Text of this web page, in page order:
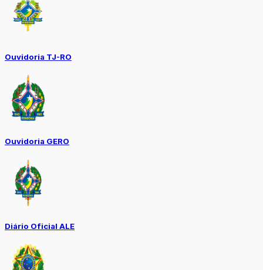
Ouvidoria TJ-RO
Ouvidoria GERO
Diário Oficial ALE